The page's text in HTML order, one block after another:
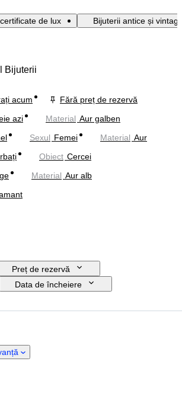
Bijuterii certificate de lux Bijuterii antice și
Bijuterii
acum
Fără preț de rezervă
azi
Material Aur galben
Sexul Femei Material Aur
Obiect Cercei
Material Aur alb
Preț de rezervă
Data de încheiere
Claritate